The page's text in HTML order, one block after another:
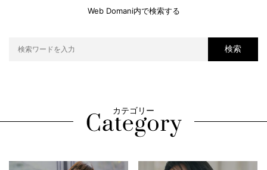
Web Domani内で検索する
検索
カテゴリー